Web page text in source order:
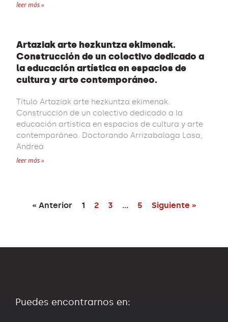
leer más »
Artaziak arte hezkuntza ekimenak.
Construcción de un colectivo dedicado a
la educación artística en espacios de
cultura y arte contemporáneo.
Título Artaziak arte hezkuntza ekimenak.
Construcción de un colectivo dedicado a la
educación artística en espacios de cultura y arte
contemporáneo. Doctorando Arrizabalaga Lasa,
Andrea
leer más »
« Anterior 1 2 3 … 5 Siguiente »
Puedes encontrarnos en: